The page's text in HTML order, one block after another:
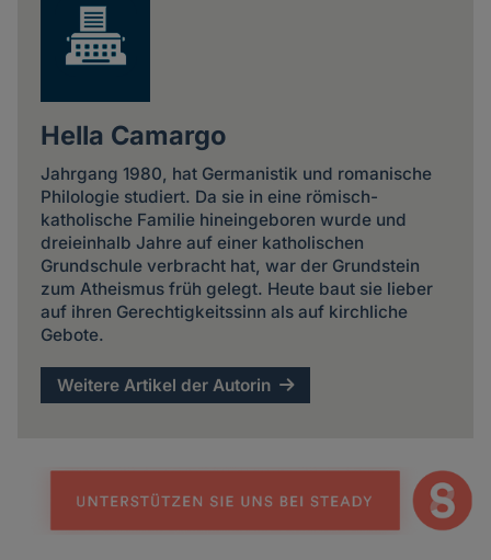
Hella Camargo
Jahrgang 1980, hat Germanistik und romanische
Philologie studiert. Da sie in eine römisch-
katholische Familie hineingeboren wurde und
dreieinhalb Jahre auf einer katholischen
Grundschule verbracht hat, war der Grundstein
zum Atheismus früh gelegt. Heute baut sie lieber
auf ihren Gerechtigkeitssinn als auf kirchliche
Gebote.
Weitere Artikel der Autorin